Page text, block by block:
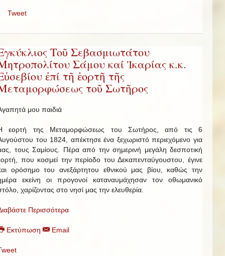
Tweet
Τοῦ Σεβασμιωτάτου
Σάμου καί Ἰκαρίας κ.κ.
ἐπί τῆ ἑορτῆ τῆς
τοῦ Σωτῆρος
μου παιδιά
εορτή της Μεταμορφώσεως του Σωτήρος, από τις 6
του 1824, απέκτησε ένα ξεχωριστό περιεχόμενο για
τους Σαμίους. Πέρα από την σημερινή μεγάλη δεσποτική
που κοσμεί την περίοδο του Δεκαπενταύγουστου, έγινε
ορόσημο του ανεξάρτητου εθνικού μας βίου, καθώς την
εκείνη οι προγονοί καταναυμάχησαν τον οθωμανικό
χαρίζοντας στο νησί μας την ελευθερία.
Περισσότερα
Εκτύπωση Email